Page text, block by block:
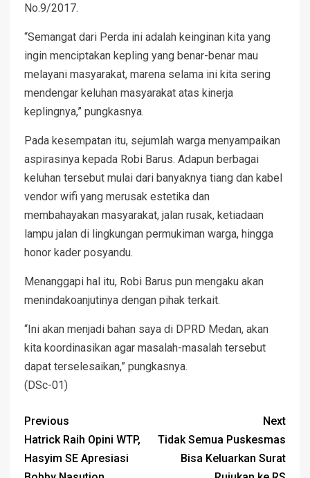
No.9/2017.
“Semangat dari Perda ini adalah keinginan kita yang
ingin menciptakan kepling yang benar-benar mau
melayani masyarakat, marena selama ini kita sering
mendengar keluhan masyarakat atas kinerja
keplingnya,” pungkasnya.
Pada kesempatan itu, sejumlah warga menyampaikan
aspirasinya kepada Robi Barus. Adapun berbagai
keluhan tersebut mulai dari banyaknya tiang dan kabel
vendor wifi yang merusak estetika dan
membahayakan masyarakat, jalan rusak, ketiadaan
lampu jalan di lingkungan permukiman warga, hingga
honor kader posyandu.
Menanggapi hal itu, Robi Barus pun mengaku akan
menindakoanjutinya dengan pihak terkait.
“Ini akan menjadi bahan saya di DPRD Medan, akan
kita koordinasikan agar masalah-masalah tersebut
dapat terselesaikan,” pungkasnya.
(DSc-01)
Previous
Hatrick Raih Opini WTP,
Hasyim SE Apresiasi
Next
Tidak Semua Puskesmas
Bisa Keluarkan Surat